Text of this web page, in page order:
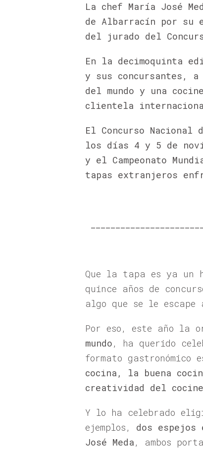
La chef María José
de Albarracín por su
del jurado del
En la decimoquinta
y sus concursantes,
del mundo y una
clientela
El Concurso Nacional
los días 4 y 5 de
y el Campeonato
tapas extranjeros
Que la tapa es ya un
quince años de
algo que se le
Por eso, este año la
mundo, ha querido
formato
cocina, la buena
creatividad del
Y lo ha celebrado
ejemplos, dos espejos
José Meda, ambos